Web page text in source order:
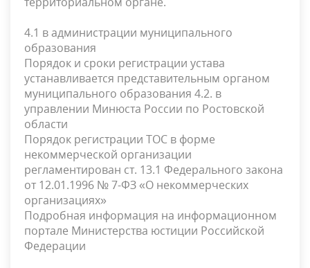
4.1 в администрации муниципального
образования
Порядок и сроки регистрации устава
устанавливается представительным органом
муниципального образования 4.2. в
управлении Минюста России по Ростовской
области
Порядок регистрации ТОС в форме
некоммерческой организации
регламентирован ст. 13.1 Федерального закона
от 12.01.1996 № 7-ФЗ «О некоммерческих
организациях»
Подробная информация на информационном
портале Министерства юстиции Российской
Федерации